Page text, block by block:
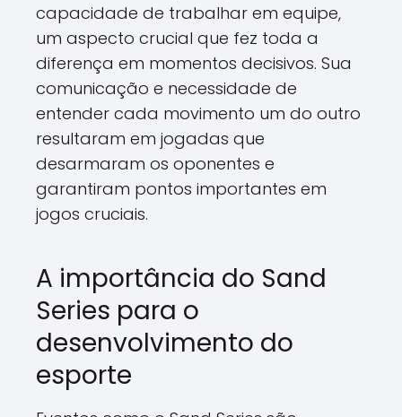
capacidade de trabalhar em equipe,
um aspecto crucial que fez toda a
diferença em momentos decisivos. Sua
comunicação e necessidade de
entender cada movimento um do outro
resultaram em jogadas que
desarmaram os oponentes e
garantiram pontos importantes em
jogos cruciais.
A importância do Sand
Series para o
desenvolvimento do
esporte